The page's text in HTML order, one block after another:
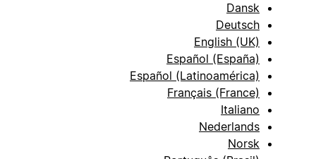
Dansk
Deutsch
English (UK)
Español (España)
Español (Latinoamérica)
Français (France)
Italiano
Nederlands
Norsk